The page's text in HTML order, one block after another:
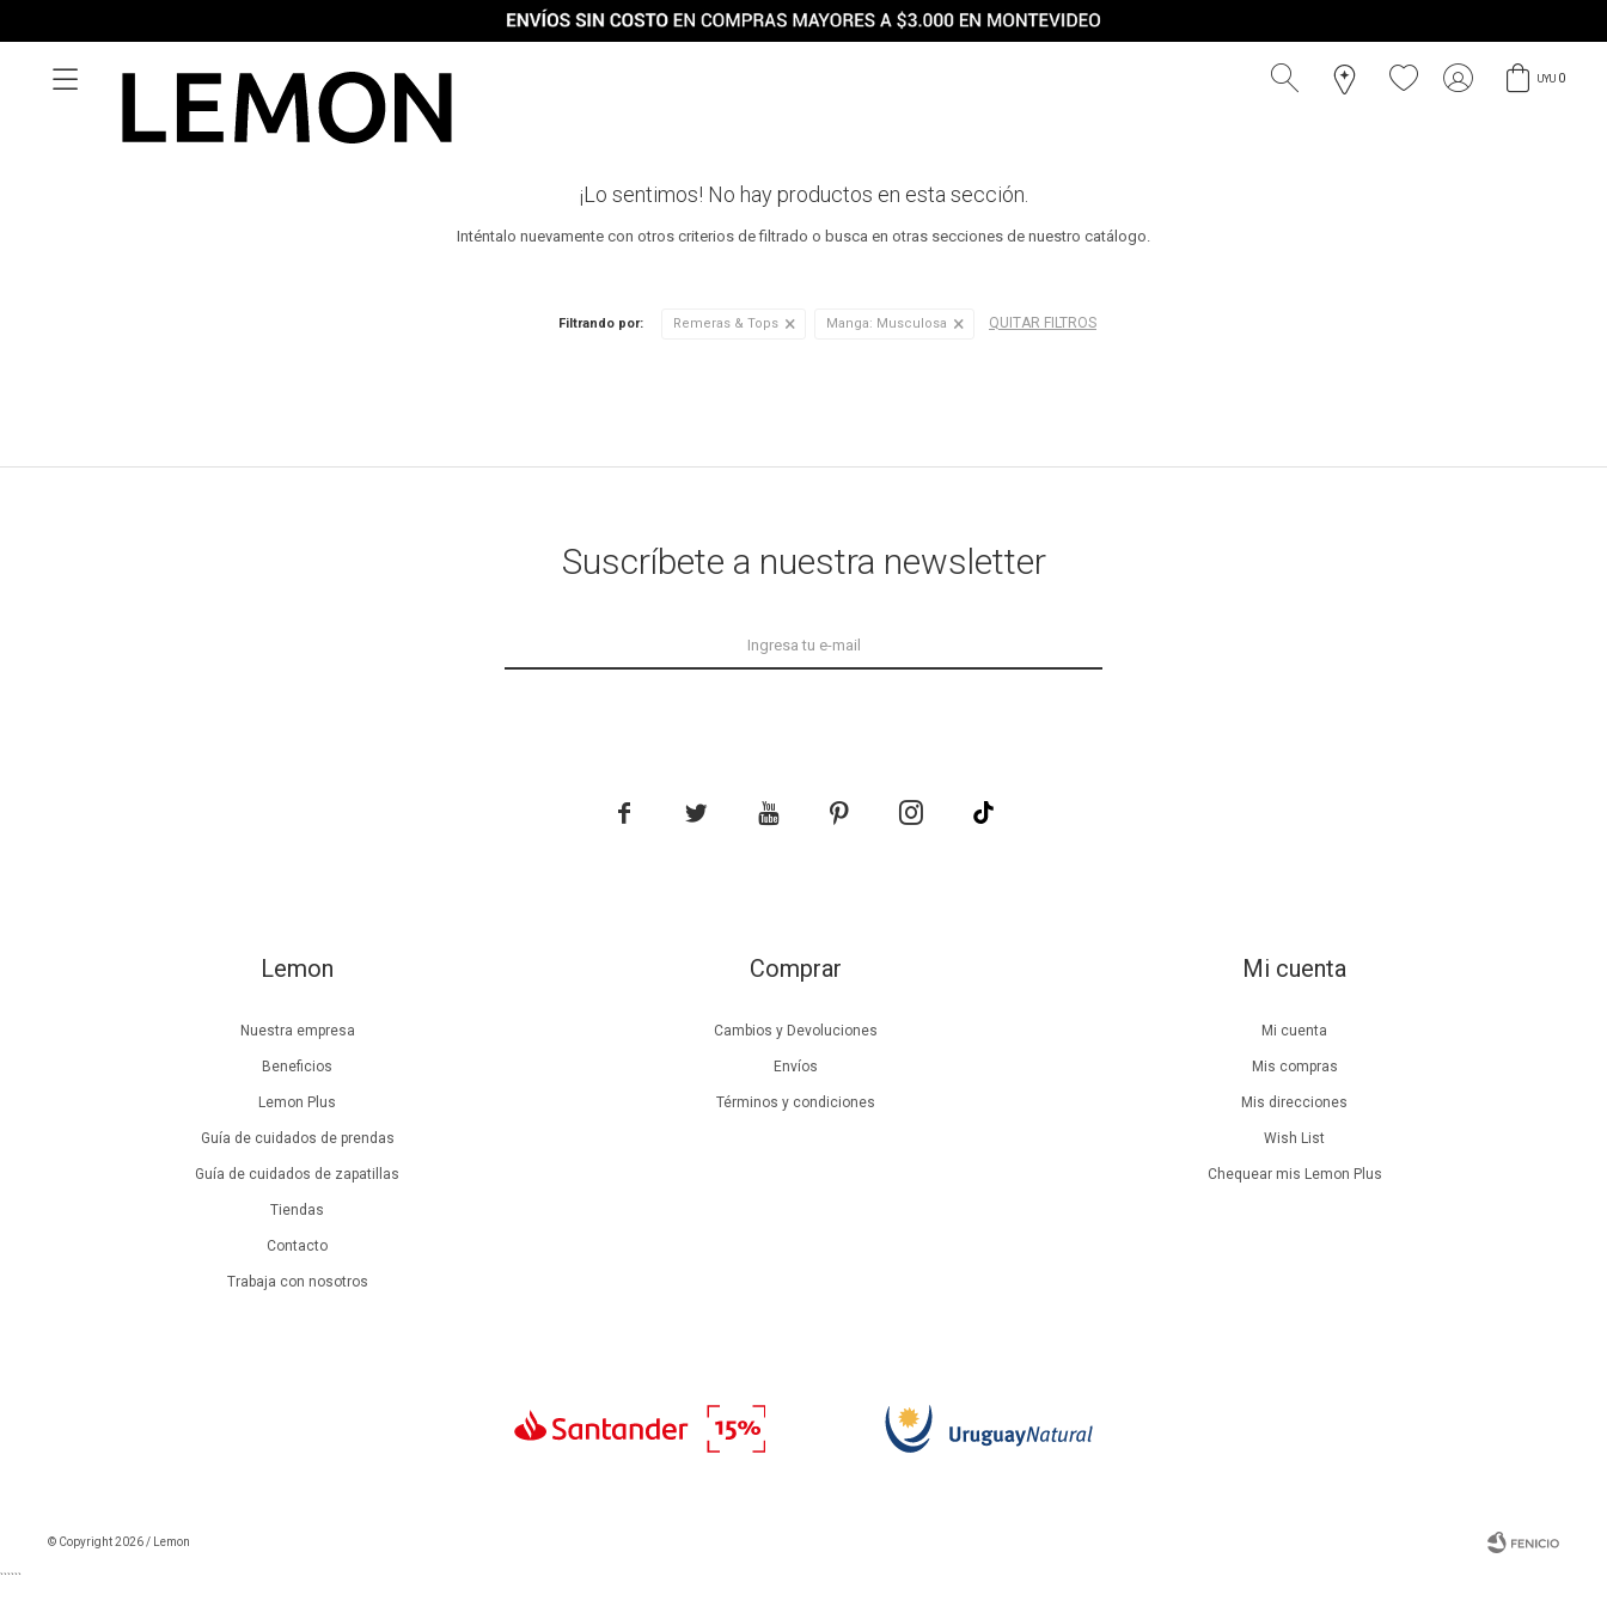
UYU 0

¡Lo sentimos! No hay productos en esta sección.
Inténtalo nuevamente con otros criterios de filtrado o busca en otras secciones de nuestro catálogo.
Filtrando por: Remeras & Tops Manga: Musculosa QUITAR FILTROS
Lemon
Nuestra empresa
Beneficios
Lemon Plus
Guía de cuidados de prendas
Guía de cuidados de zapatillas
Tiendas
Contacto
Trabaja con nosotros
Comprar
Cambios y Devoluciones
Envíos
Términos y condiciones
Mi cuenta
Mi cuenta
Mis compras
Mis direcciones
Wish List
Chequear mis Lemon Plus
Suscríbete a nuestra newsletter
    
© Copyright 2026 / Lemon
``````